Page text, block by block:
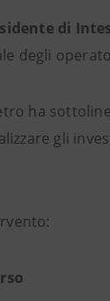
di
degli
ha
gli